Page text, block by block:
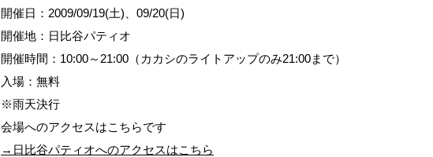
開催日：2009/09/19(土)、09/20(日)
開催地：日比谷パティオ
開催時間：10:00～21:00（カカシのライトアップのみ21:00まで）
入場：無料
※雨天決行
会場へのアクセスはこちらです
→日比谷パティオへのアクセスはこちら